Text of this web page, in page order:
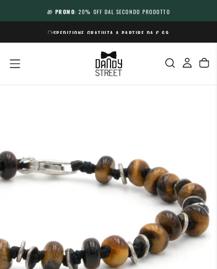
CONTENUTO
🎁 PROMO: 20% OFF DAL SECONDO PRODOTTO
SPEDIZIONE GRATUITA A PARTIRE DA € 69